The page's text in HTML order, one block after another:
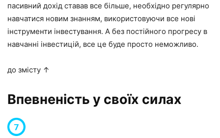
пасивний дохід ставав все більше, необхідно регулярно
навчатися новим знанням, використовуючи все нові
інструменти інвестування. А без постійного прогресу в
навчанні інвестицій, все це буде просто неможливо.
до змісту ↑
Впевненість у своїх силах